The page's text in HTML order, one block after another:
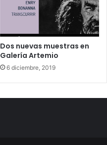
Dos nuevas muestras en
Galería Artemio
6 diciembre, 2019